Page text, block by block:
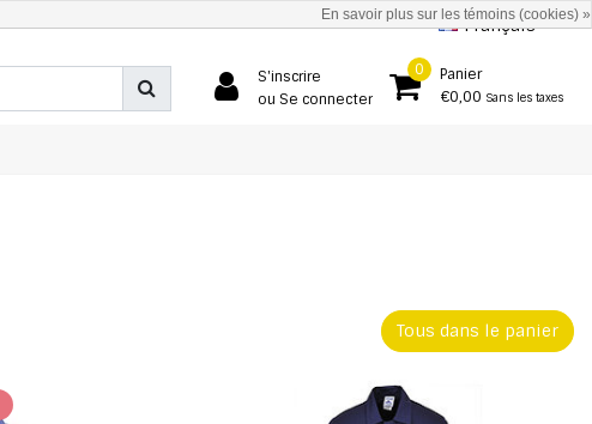
Français
S'inscrire
ou Se connecter
0
Panier
€0,00 Sans les taxes
Tous dans le panier
En savoir plus sur les témoins (cookies) »